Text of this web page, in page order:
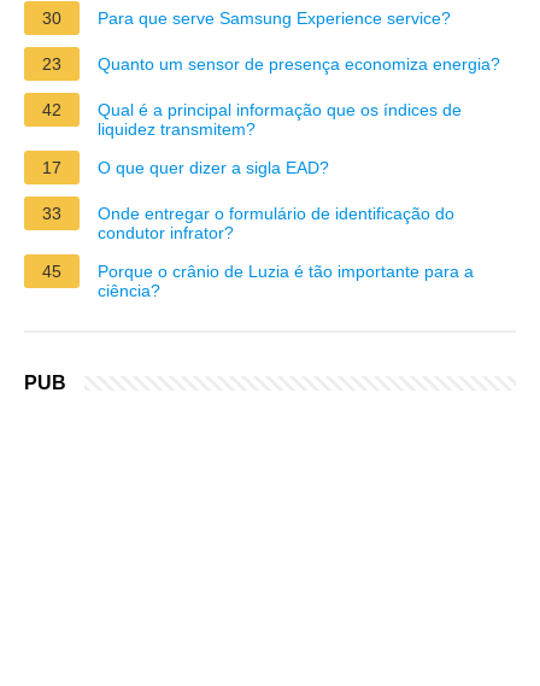
30 Para que serve Samsung Experience service?
23 Quanto um sensor de presença economiza energia?
42
Qual é a principal informação que os índices de
liquidez transmitem?
17
O que quer dizer a sigla EAD?
33
Onde entregar o formulário de identificação do
condutor infrator?
45
Porque o crânio de Luzia é tão importante para a
ciência?
PUB